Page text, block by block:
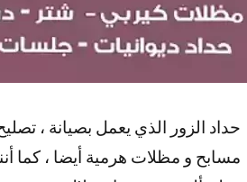
حداد الزور الذي يعمل بصيانة ،
مسابح و مظلات هرمية أيضا ، كما